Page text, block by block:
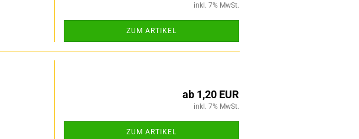
inkl. 7% MwSt.
ZUM ARTIKEL
ab 1,20 EUR
inkl. 7% MwSt.
ZUM ARTIKEL